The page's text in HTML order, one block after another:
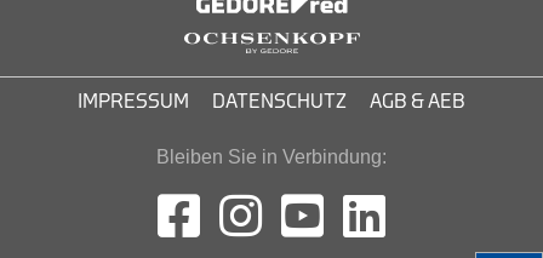
IMPRESSUM DATENSCHUTZ AGB & AEB
Bleiben Sie in Verbindung: